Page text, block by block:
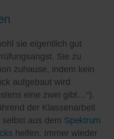
sie eigentlich gut
Sie zu
zuhause, indem kein
aufgebaut wird
eine zwei gibt…“).
der Klassenarbeit
aus dem Spektrum
helfen. Immer wieder